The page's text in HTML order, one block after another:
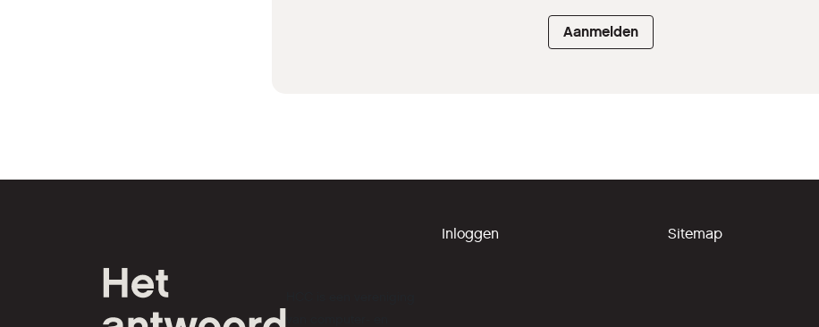
Aanmelden
Inloggen Sitemap